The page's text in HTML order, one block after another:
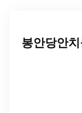
봉안당안